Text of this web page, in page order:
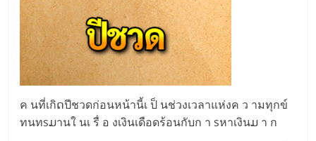
ค นที่เกิດปีชวดก่อนหน้านี้เ ป็ นช่วงเวลาแห่งค ว ามทุกข์
ทนทsມานใ นเ รื่ อ งเงินเดือดร้อนกับก า sหาเงินມ า ก